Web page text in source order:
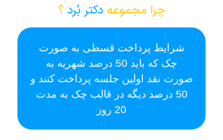
چرا مجموعه دکتر بُرد ؟
شرایط پرداخت قسطی به صورت
چک که باید 50 درصد شهریه به
صورت نقد اولین جلسه پرداخت کنند و
50 درصد دیگه در قالب چک به مدت
20 روز